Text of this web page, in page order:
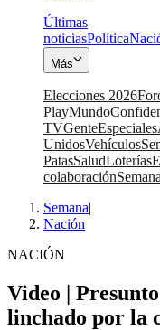
Últimas
noticiasPolítica
Más
Elecciones 2026
PlayMundo
TVGenteEspeciales
UnidosVehículos
PatasSaludLoterías
colaboración
Semana|
Nación
NACIÓN
Video |
linchado por la